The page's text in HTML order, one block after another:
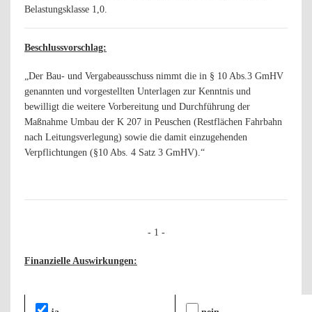
Belastungsklasse 1,0.
Beschlussvorschlag:
„Der Bau- und Vergabeausschuss nimmt die in § 10 Abs.3 GmHV
genannten und vorgestellten Unterlagen zur Kenntnis und
bewilligt die weitere Vorbereitung und Durchführung der
Maßnahme Umbau der K 207 in Peuschen (Restflächen Fahrbahn
nach Leitungsverlegung) sowie die damit einzugehenden
Verpflichtungen (§10 Abs. 4 Satz 3 GmHV).“
- 1 -
Finanzielle Auswirkungen: